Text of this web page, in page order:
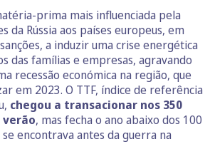
prima mais influenciada pela
da Rússia aos países europeus, em
a induzir uma crise energética
das famílias e empresas, agravando
recessão económica na região, que
em 2023. O TTF, índice de referência
chegou a transacionar nos 350
verão, mas fecha o ano abaixo dos 100
encontrava antes da guerra na